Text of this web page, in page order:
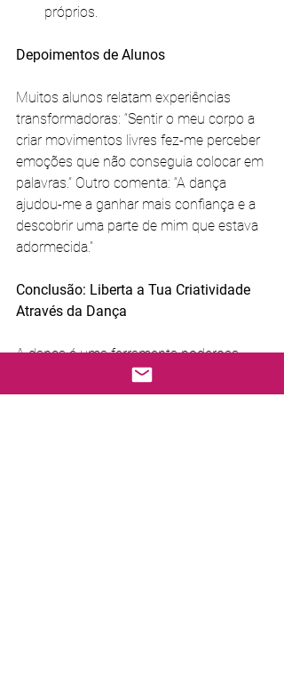
próprios.
Depoimentos de Alunos
Muitos alunos relatam experiências
transformadoras: “Sentir o meu corpo a
criar movimentos livres fez-me perceber
emoções que não conseguia colocar em
palavras.” Outro comenta: “A dança
ajudou-me a ganhar mais confiança e a
descobrir uma parte de mim que estava
adormecida.”
Conclusão: Liberta a Tua Criatividade
Através da Dança
A dança é uma ferramenta poderosa
para explorar a criatividade e expressar
emoções.